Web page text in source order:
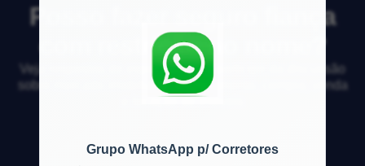
Grupo WhatsApp p/ Corretores
Posso fazer seguro fiança
com restrição no nome?
Veja respostas de especialistas e participe da discussão
sobre mercado imobiliário, financiamento, compra, venda
e locação de imóveis